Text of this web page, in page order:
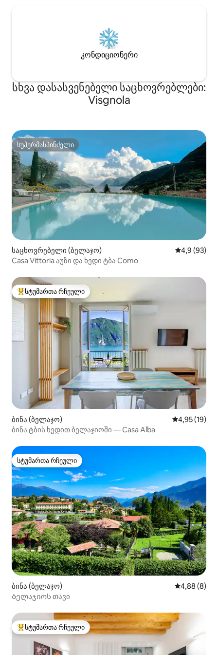
კონდიციონერი
სხვა დასასვენებელი საცხოვრებლები:
Visgnola
სუპერმასპინძელი
სუპერმასპინძელი
საცხოვრებელი (ბელაჯო) საშუალო
4,9 (93)
Casa Vittoria აუზი და ხედი ტბა Como
სტუმართა რჩეული მოწინავე ვარიანტი
სტუმართა რჩეული
ბინა (ბელაჯო) საშუალო
4,95 (19)
ბინა ტბის ხედით ბელაჯიოში — Casa Alba
სტუმართა რჩეული
სტუმართა რჩეული
ბინა (ბელაჯო) საშუალო
4,88 (8)
Ბელაჯიოს თავი
სტუმართა რჩეული მოწინავე ვარიანტი
სტუმართა რჩეული